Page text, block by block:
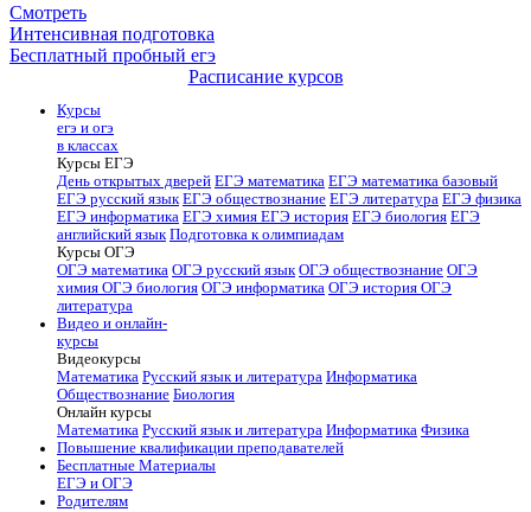
Смотреть
Интенсивная подготовка
Бесплатный пробный егэ
Расписание курсов
Курсы
егэ и огэ
в классах
Курсы ЕГЭ
День открытых дверей ЕГЭ математика ЕГЭ математика базовый
ЕГЭ русский язык ЕГЭ обществознание ЕГЭ литература ЕГЭ физика
ЕГЭ информатика ЕГЭ химия ЕГЭ история ЕГЭ биология ЕГЭ
английский язык Подготовка к олимпиадам
Курсы ОГЭ
ОГЭ математика ОГЭ русский язык ОГЭ обществознание ОГЭ
химия ОГЭ биология ОГЭ информатика ОГЭ история ОГЭ
литература
Видео и онлайн-
курсы
Видеокурсы
Математика Русский язык и литература Информатика
Обществознание Биология
Онлайн курсы
Математика Русский язык и литература Информатика Физика
Повышение квалификации преподавателей
Бесплатные Материалы
ЕГЭ и ОГЭ
Родителям